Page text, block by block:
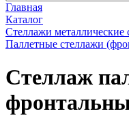
Главная
Каталог
Стеллажи металлические
Паллетные стеллажи
Стеллаж